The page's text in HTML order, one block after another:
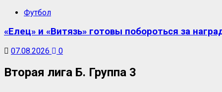
Футбол
«Елец» и «Витязь» готовы побороться за
07.08.2026 0
Вторая лига Б. Группа 3